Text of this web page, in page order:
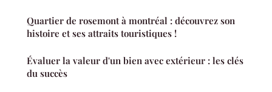
Quartier de rosemont à montréal : découvrez son
histoire et ses attraits touristiques !
Évaluer la valeur d'un bien avec extérieur : les clés
du succès